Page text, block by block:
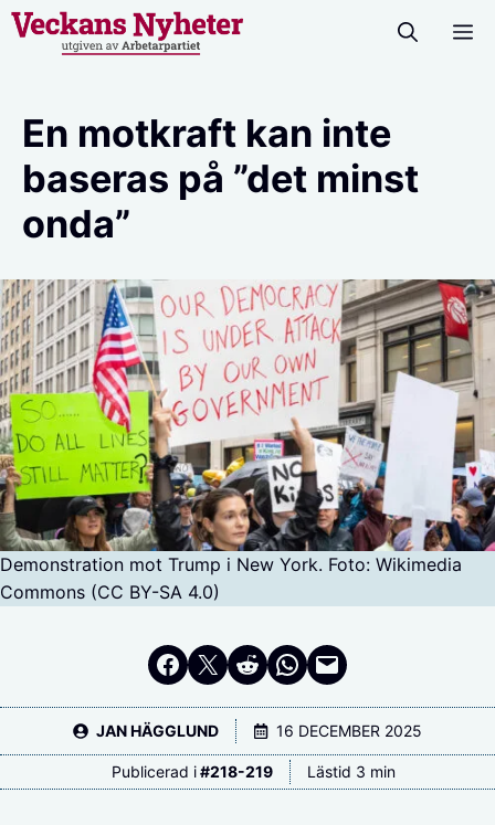
Hoppa
En motkraft kan inte
baseras på ”det minst
onda”
Demonstration mot Trump i New York. Foto: Wikimedia
Commons (CC BY-SA 4.0)
Dela på Facebook
Dela på Twitter
Dela på RedditDela i WhatsApp
Maila en länk
JAN HÄGGLUND 16 DECEMBER 2025
Publicerad i #218-219 Lästid 3 min